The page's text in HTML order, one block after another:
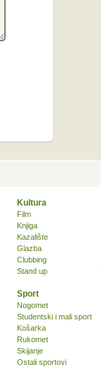
Kultura
Film
Knjiga
Kazalište
Glazba
Clubbing
Stand up
Sport
Nogomet
Studentski i mali sport
Košarka
Rukomet
Skijanje
Ostali sportovi